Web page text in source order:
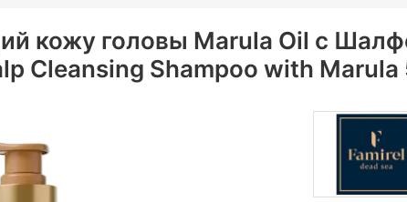
кожу головы Marula Oil c
Cleansing Shampoo with